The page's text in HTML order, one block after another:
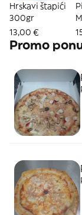
Hrskavi štapići
300gr
13,00 €
Promo